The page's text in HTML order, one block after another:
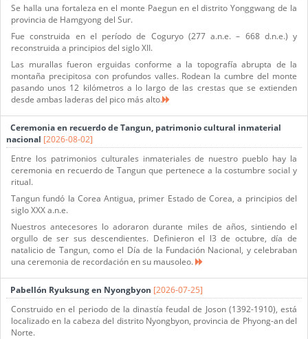
Se halla una fortaleza en el monte Paegun en el distrito Yonggwang de la
provincia de Hamgyong del Sur.
Fue construida en el período de Coguryo (277 a.n.e. – 668 d.n.e.) y
reconstruida a principios del siglo XII.
Las murallas fueron erguidas conforme a la topografía abrupta de la
montaña precipitosa con profundos valles. Rodean la cumbre del monte
pasando unos 12 kilómetros a lo largo de las crestas que se extienden
desde ambas laderas del pico más alto.
Ceremonia en recuerdo de Tangun, patrimonio cultural inmaterial
nacional [2026-08-02]
Entre los patrimonios culturales inmateriales de nuestro pueblo hay la
ceremonia en recuerdo de Tangun que pertenece a la costumbre social y
ritual.
Tangun fundó la Corea Antigua, primer Estado de Corea, a principios del
siglo XXX a.n.e.
Nuestros antecesores lo adoraron durante miles de años, sintiendo el
orgullo de ser sus descendientes. Definieron el l3 de octubre, día de
natalicio de Tangun, como el Día de la Fundación Nacional, y celebraban
una ceremonia de recordación en su mausoleo.
Pabellón Ryuksung en Nyongbyon [2026-07-25]
Construido en el periodo de la dinastía feudal de Joson (1392-1910), está
localizado en la cabeza del distrito Nyongbyon, provincia de Phyong-an del
Norte.